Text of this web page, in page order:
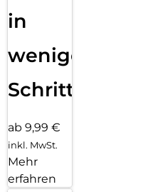
in
wenigen
Schritten
ab 9,99 €
inkl. MwSt.
Mehr
erfahren